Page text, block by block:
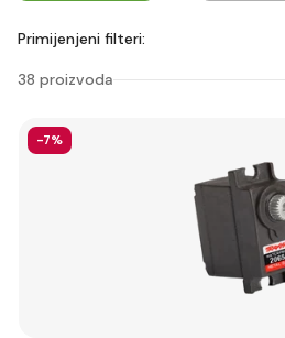
Primijenjeni filteri:
38 proizvoda
-7%